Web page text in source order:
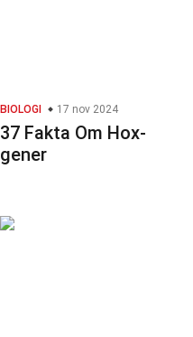
BIOLOGI 17 nov 2024
37 Fakta Om Hox-
gener